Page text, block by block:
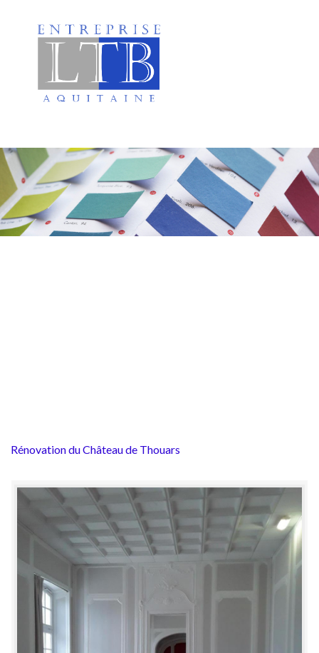
Rénovation du Château de Thouars